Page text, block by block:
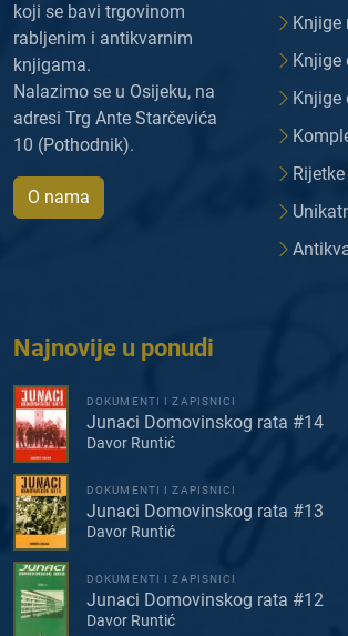
koji se bavi trgovinom
rabljenim i antikvarnim
knjigama.
Nalazimo se u Osijeku, na
adresi Trg Ante Starčevića
10 (Pothodnik).
O nama
Knjige
Knjige
Knjige
Najnovije u ponudi
DOKUMENTI I ZAPISNICI
Junaci Domovinskog rata #14
Davor Runtić
DOKUMENTI I ZAPISNICI
Junaci Domovinskog rata #13
Davor Runtić
DOKUMENTI I ZAPISNICI
Junaci Domovinskog rata #12
Davor Runtić